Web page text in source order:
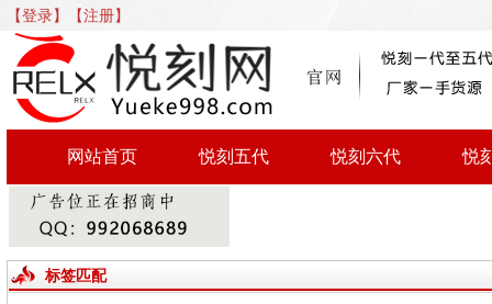
【登录】 【注册】
网站首页 悦刻五代 悦刻六代 悦
标签匹配